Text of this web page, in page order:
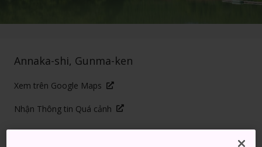
Annaka-shi, Gunma-ken
Xem trên Google Maps
Nhận Thông tin Quá cảnh